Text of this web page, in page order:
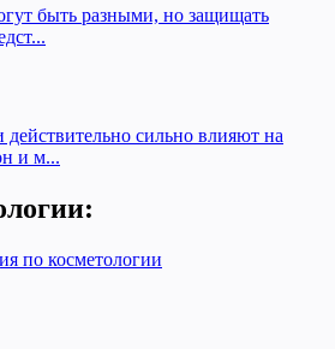
быть разными, но защищать
сильно влияют на
и м...